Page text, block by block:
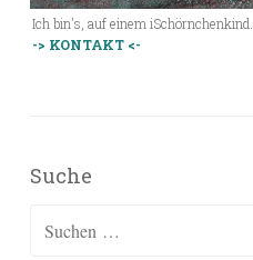
Ich bin's, auf einem iSchörnchenkind.
-> KONTAKT <-
Suche
Suchen